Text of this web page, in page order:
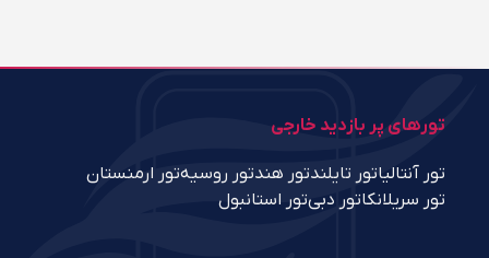
تورهای پر بازدید خارجی
تور آنتالیاتور تایلندتور هندتور روسیهتور ارمنستان
تور سریلانکاتور دبیتور استانبول